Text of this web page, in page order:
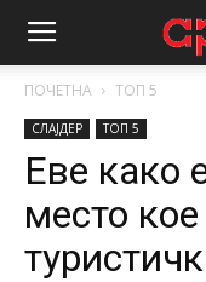
ПОЧЕТНА ТОП 5
СЛАЈДЕР ТОП 5
Еве како
место